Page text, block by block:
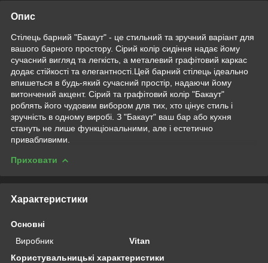
Опис
Стілець барний "Бакаут" - це стильний та зручний варіант для
вашого барного простору. Сірий колір сидіння надає йому
сучасний вигляд та легкість, а металевий графітовий каркас
додає стійкості та елегантності.Цей барний стілець ідеально
впишеться в будь-який сучасний простір, надаючи йому
витончений акцент. Сірий та графітовий колір "Бакаут"
роблять його чудовим вибором для тих, хто цінує стиль і
зручність в одному виробі. З "Бакаут" ваш бар або кухня
стануть не лише функціональними, але і естетично
привабливими.
Приховати
Характеристики
Основні
Виробник
Vitan
Користувальницькі характеристики